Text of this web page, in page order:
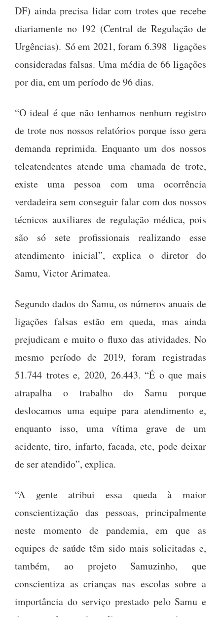
DF) ainda precisa lidar com trotes que recebe
diariamente no 192 (Central de Regulação de
Urgências). Só em 2021, foram 6.398 ligações
consideradas falsas. Uma média de 66 ligações
por dia, em um período de 96 dias.
“O ideal é que não tenhamos nenhum registro
de trote nos nossos relatórios porque isso gera
demanda reprimida. Enquanto um dos nossos
teleatendentes atende uma chamada de trote,
existe uma pessoa com uma ocorrência
verdadeira sem conseguir falar com dos nossos
técnicos auxiliares de regulação médica, pois
são só sete profissionais realizando esse
atendimento inicial”, explica o diretor do
Samu, Victor Arimatea.
Segundo dados do Samu, os números anuais de
ligações falsas estão em queda, mas ainda
prejudicam e muito o fluxo das atividades. No
mesmo período de 2019, foram registradas
51.744 trotes e, 2020, 26.443. “É o que mais
atrapalha o trabalho do Samu porque
deslocamos uma equipe para atendimento e,
enquanto isso, uma vítima grave de um
acidente, tiro, infarto, facada, etc, pode deixar
de ser atendido”, explica.
“A gente atribui essa queda à maior
conscientização das pessoas, principalmente
neste momento de pandemia, em que as
equipes de saúde têm sido mais solicitadas e,
também, ao projeto Samuzinho, que
conscientiza as crianças nas escolas sobre a
importância do serviço prestado pelo Samu e